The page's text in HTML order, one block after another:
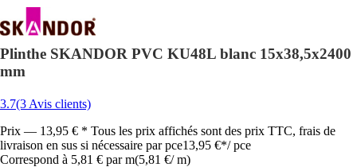
Plinthe SKANDOR PVC KU48L blanc 15x38,5x2400
mm
3.7(3 Avis clients)
Prix — 13,95 € * Tous les prix affichés sont des prix TTC, frais de
livraison en sus si nécessaire par pce13,95 €*/ pce
Correspond à 5,81 € par m(5,81 €/ m)